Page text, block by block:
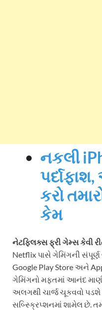
નકલી
કરો
કેમ
નેટફ્લિક્સ ફ્રી ગેમ્સ કેવી
Netflix પાસે ગેમિંગની સંપૂર્ણ
Google Play Store અને
ગેમિંગનો મફતમાં આનંદ
અલગથી ચાર્જ ચૂકવવો પડશે
સબ્સ્ક્રિપ્શનમાં શામેલ છે.